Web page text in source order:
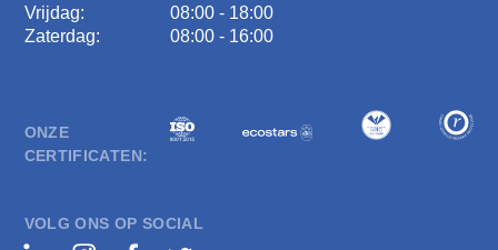
Vrijdag:
08:00 - 18:00
Zaterdag:
08:00 - 16:00
ONZE
CERTIFICATEN:
VOLG ONS OP SOCIAL